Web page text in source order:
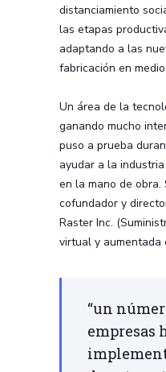
distanciamiento
las etapas
adaptando a las
fabricación en
Un área de la
ganando mucho
puso a prueba
ayudar a la
en la mano de obra.
cofundador y
Raster Inc.
virtual y aumentada
“un
empresas